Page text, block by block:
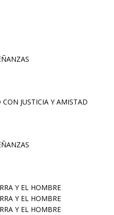
JUSTICIA Y AMISTAD
Y EL HOMBRE
Y EL HOMBRE
Y EL HOMBRE